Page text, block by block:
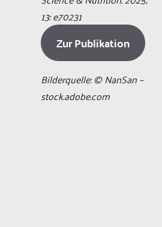
13: e70231
Zur Publikation
Bilderquelle: © NanSan –
stock.adobe.com